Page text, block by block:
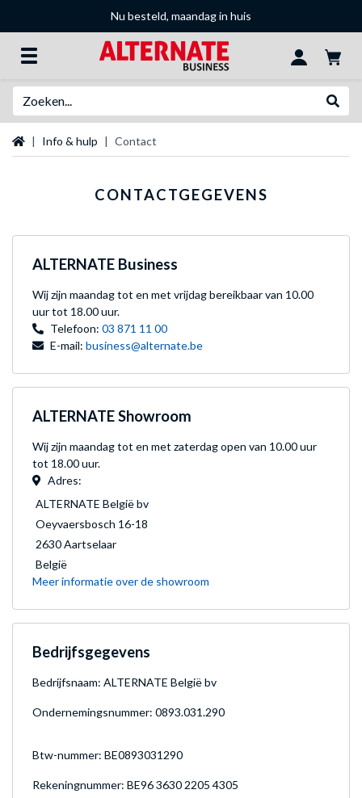
Nu besteld, maandag in huis
StartpaginaInfo & hulp Contact
CONTACTGEGEVENS
ALTERNATE Business
Wij zijn maandag tot en met vrijdagbereikbaar van 10.00
uur tot 18.00 uur.
Telefoon: 03 871 11 00
E-mail: business@alternate.be
ALTERNATE Showroom
Wij zijn maandag tot en met zaterdagopen van 10.00 uur
tot 18.00 uur.
Adres:
ALTERNATE België bv
Oeyvaersbosch 16-18
2630 Aartselaar
België
Meer informatie over de showroom
Bedrijfsgegevens
Bedrijfsnaam: ALTERNATE België bv
Ondernemingsnummer: 0893.031.290
Btw-nummer: BE0893031290
Rekeningnummer: BE96 3630 2205 4305